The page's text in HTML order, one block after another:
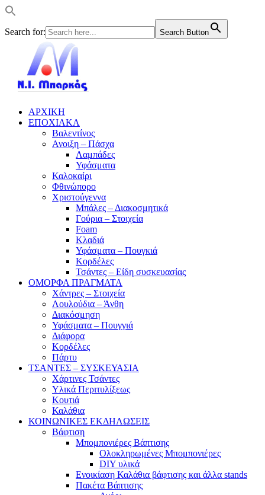
Search for: Search Button
ΑΡΧΙΚΗ
ΕΠΟΧΙΑΚΑ
Βαλεντίνος
Ανοιξη – Πάσχα
Λαμπάδες
Υφάσματα
Καλοκαίρι
Φθινώπορο
Χριστούγεννα
Μπάλες – Διακοσμητικά
Γούρια – Στοιχεία
Foam
Κλαδιά
Υφάσματα – Πουγκιά
Κορδέλες
Τσάντες – Είδη συσκευασίας
ΟΜΟΡΦΑ ΠΡΑΓΜΑΤΑ
Χάντρες – Στοιχεία
Λουλούδια – Άνθη
Διακόσμηση
Υφάσματα – Πουγγιά
Διάφορα
Κορδέλες
Πάρτυ
ΤΣΑΝΤΕΣ – ΣΥΣΚΕΥΑΣΙΑ
Χάρτινες Τσάντες
Υλικά Περιτυλίξεως
Κουτιά
Καλάθια
ΚΟΙΝΩΝΙΚΕΣ ΕΚΔΗΛΩΣΕΙΣ
Βάφτιση
Μπομπονιέρες Βάπτισης
Ολοκληρωμένες Μπομπονιέρες
DIY υλικά
Ενοικίαση Καλάθια βάφτισης και άλλα stands
Πακέτα Βάπτισης